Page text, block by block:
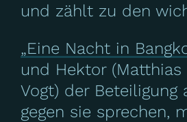
und zählt zu den
„Eine Nacht in
und Hektor
Vogt) der
gegen sie sprechen,